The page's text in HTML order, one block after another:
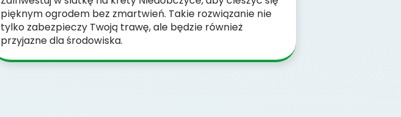
pięknym ogrodem bez zmartwień. Takie rozwiązanie nie
tylko zabezpieczy Twoją trawę, ale będzie również
przyjazne dla środowiska.